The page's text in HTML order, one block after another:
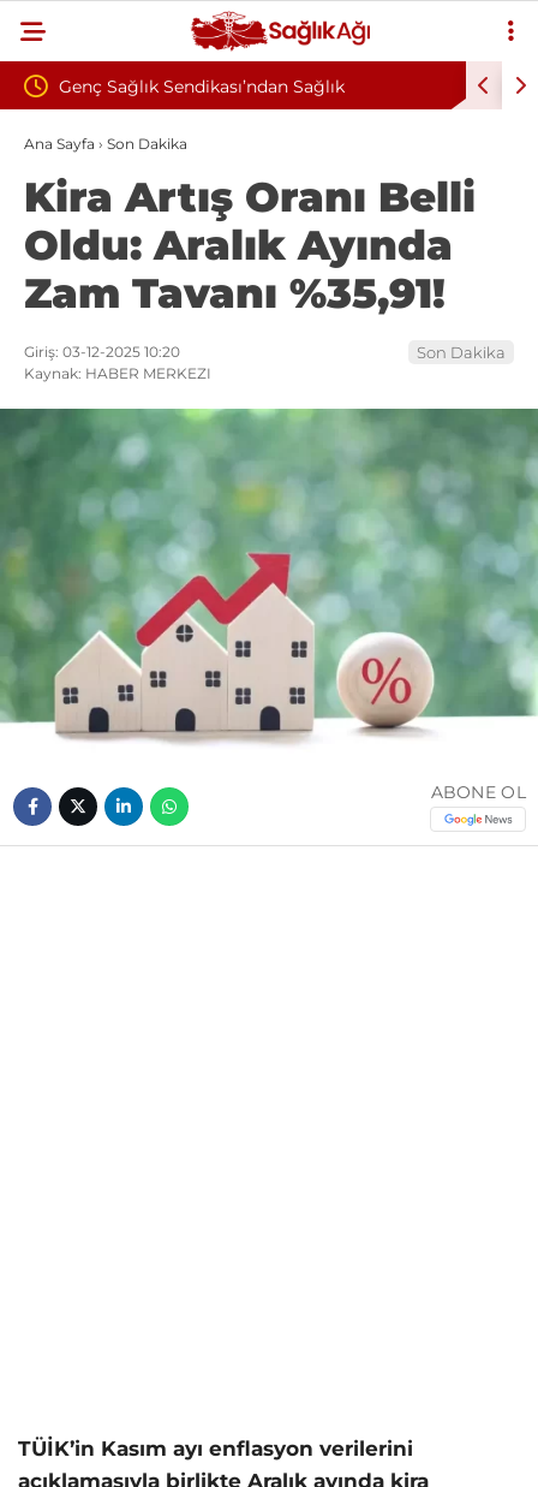
Sağlık
Şiddete Tepki: “Korkuyla
İstiyoruz”
Çankırı Devlet Hastanesi’nde
Ana Sayfa › Son Dakika
Kira Artış Oranı Belli
Oldu: Aralık Ayında
Zam Tavanı %35,91!
Giriş: 03-12-2025 10:20
Kaynak: HABER MERKEZI
Son Dakika
ABONE OL
TÜİK’in Kasım ayı enflasyon verilerini
açıklamasıyla birlikte Aralık ayında kira